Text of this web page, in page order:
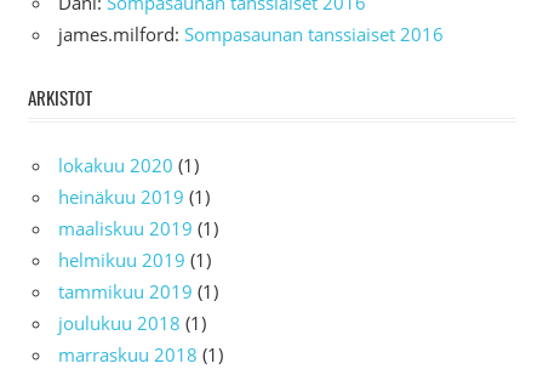
james.milford: Sompasaunan tanssiaiset 2016
ARKISTOT
lokakuu 2020 (1)
heinäkuu 2019 (1)
maaliskuu 2019 (1)
helmikuu 2019 (1)
tammikuu 2019 (1)
joulukuu 2018 (1)
marraskuu 2018 (1)